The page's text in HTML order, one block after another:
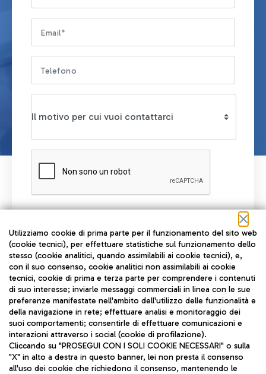
RICHIEDI UNA CONSULENZA
ADR Tel S.p.A - Società soggetta a direzione e
coordinamento di Aeroporti di Roma S.p.A
Utilizziamo cookie di prima parte per il funzionamento del sito web
(cookie tecnici), per effettuare statistiche sul funzionamento dello
stesso (cookie analitici, quando assimilabili ai cookie tecnici), e,
con il suo consenso, cookie analitici non assimilabili ai cookie
tecnici, cookie di prima e terza parte per comprendere i contenuti
di suo interesse; inviarle messaggi commerciali in linea con le sue
preferenze manifestate nell'ambito dell'utilizzo delle funzionalità e
della navigazione in rete; effettuare analisi e monitoraggio dei
suoi comportamenti; consentirle di effettuare comunicazioni e
interazioni attraverso i social (cookie di profilazione).
Cliccando su "PROSEGUI CON I SOLI COOKIE NECESSARI" o sulla
"X" in alto a destra in questo banner, lei non presta il consenso
all'uso dei cookie che richiedono il consenso, mantenendo le